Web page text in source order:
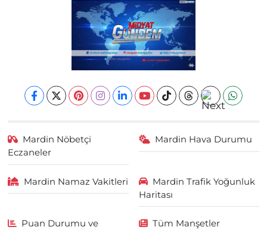
Mardin Nöbetçi
Eczaneler
Mardin Hava Durumu
Mardin Namaz Vakitleri
Mardin Trafik Yoğunluk
Haritası
Puan Durumu ve
Tüm Manşetler